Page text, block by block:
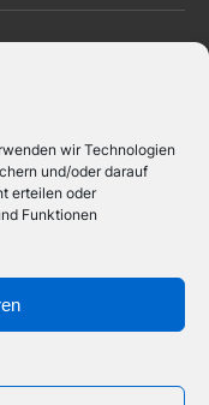
wir Technologien
und/oder darauf
erteilen oder
Funktionen